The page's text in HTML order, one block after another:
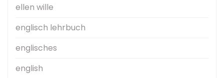
ellen wille
englisch lehrbuch
englisches
english